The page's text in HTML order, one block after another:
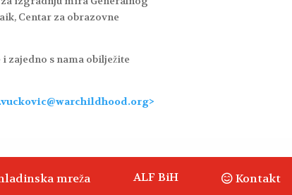
Centar za obrazovne
zajedno s nama obilježite
warchildhood.org>
mreža ALF BiH Kontakt